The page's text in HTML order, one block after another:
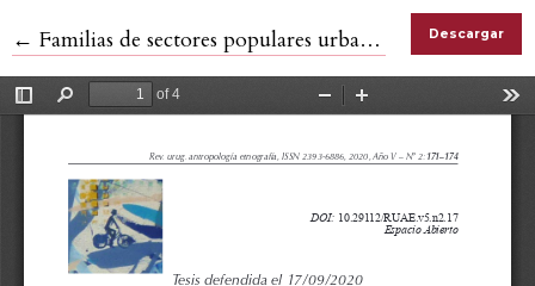
← Volver a los detalles del artículo
Familias de sectores populares urbanos: Estudio Etnográfico en un barrio al Oeste de Montevideo Descargar